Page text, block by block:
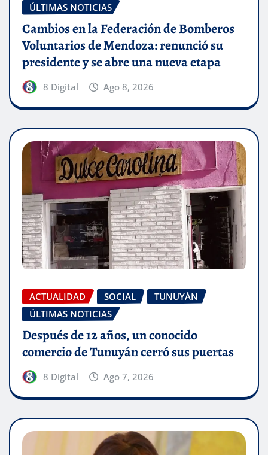
ÚLTIMAS NOTICIAS
Cambios en la Federación de Bomberos
Voluntarios de Mendoza: renunció su
presidente y se abre una nueva etapa
8 Digital Ago 8, 2026
ACTUALIDAD SOCIAL
TUNUYÁN
ÚLTIMAS NOTICIAS
Después de 12 años, un conocido
comercio de Tunuyán cerró sus puertas
8 Digital Ago 7, 2026